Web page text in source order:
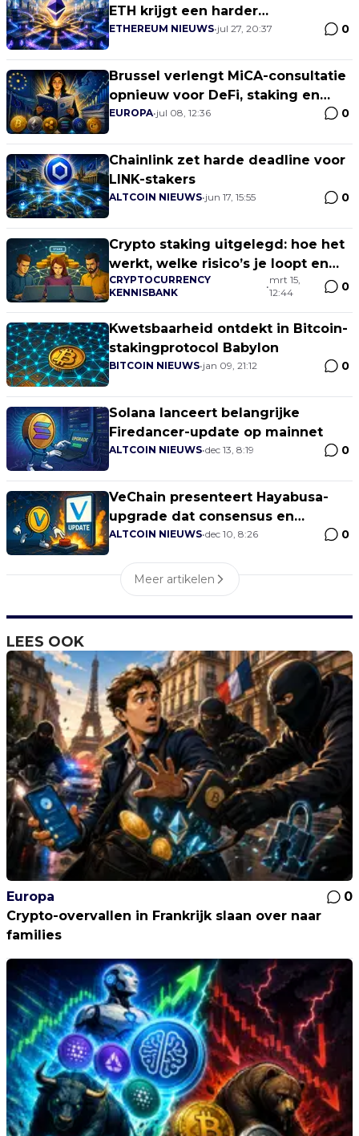
ETH krijgt een harder
waardevraagstuk
ETHEREUM NIEUWS•jul 27, 20:37 0
Brussel verlengt MiCA-consultatie
opnieuw voor DeFi, staking en
NFT’s
EUROPA•jul 08, 12:36 0
Chainlink zet harde deadline voor
LINK-stakers
ALTCOIN NIEUWS•jun 17, 15:55 0
Crypto staking uitgelegd: hoe het
werkt, welke risico’s je loopt en
waar je op moet letten
CRYPTOCURRENCY
KENNISBANK
•
mrt 15,
12:44
0
Kwetsbaarheid ontdekt in Bitcoin-
stakingprotocol Babylon
BITCOIN NIEUWS•jan 09, 21:12 0
Solana lanceert belangrijke
Firedancer-update op mainnet
ALTCOIN NIEUWS•dec 13, 8:19 0
VeChain presenteert Hayabusa-
upgrade dat consensus en
tokenomics aanpast
ALTCOIN NIEUWS•dec 10, 8:26 0
Meer artikelen
LEES OOK
Europa
0
Crypto-overvallen in Frankrijk slaan over naar
families